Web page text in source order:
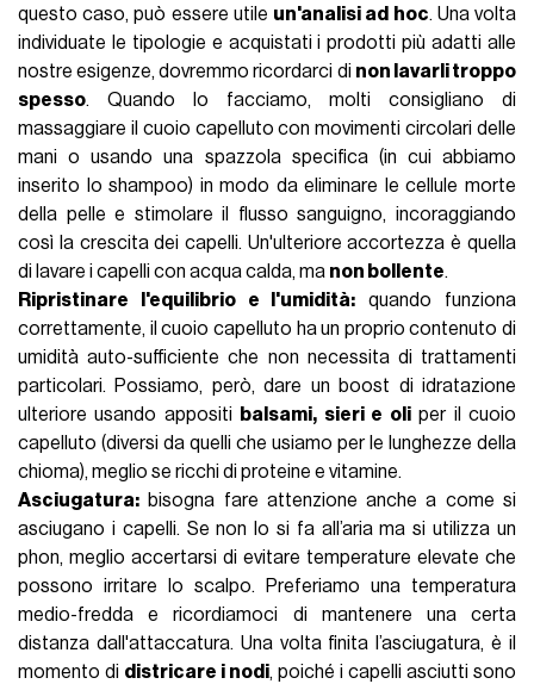
questo caso, può essere utile un'analisi ad hoc. Una volta
individuate le tipologie e acquistati i prodotti più adatti alle
nostre esigenze, dovremmo ricordarci di non lavarli troppo
spesso. Quando lo facciamo, molti consigliano di
massaggiare il cuoio capelluto con movimenti circolari delle
mani o usando una spazzola specifica (in cui abbiamo
inserito lo shampoo) in modo da eliminare le cellule morte
della pelle e stimolare il flusso sanguigno, incoraggiando
così la crescita dei capelli. Un'ulteriore accortezza è quella
di lavare i capelli con acqua calda, ma non bollente.
Ripristinare l'equilibrio e l'umidità: quando funziona
correttamente, il cuoio capelluto ha un proprio contenuto di
umidità auto-sufficiente che non necessita di trattamenti
particolari. Possiamo, però, dare un boost di idratazione
ulteriore usando appositi
balsami, sieri e oliper il cuoio
capelluto (diversi da quelli che usiamo per le lunghezze della
chioma), meglio se ricchi di proteine e vitamine.
Asciugatura: bisogna fare attenzione anche a come si
asciugano i capelli. Se non lo si fa all’aria ma si utilizza un
phon, meglio accertarsi di evitare temperature elevate che
possono irritare lo scalpo. Preferiamo una temperatura
medio-fredda e ricordiamoci di mantenere una certa
distanza dall'attaccatura. Una volta finita l’asciugatura, è il
momento di districare i nodi, poiché i capelli asciutti sono